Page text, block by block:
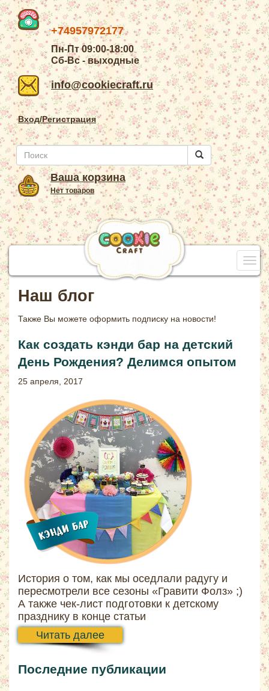
+74957972177
Пн-Пт 09:00-18:00
Сб-Вс - выходные
info@cookiecraft.ru
Вход/Регистрация
Ваша корзина
Нет товаров
Наш блог
Также Вы можете оформить подписку на новости!
Как создать кэнди бар на детский
День Рождения? Делимся опытом
25 апреля, 2017
История о том, как мы оседлали радугу и
пересмотрели все сезоны «Гравити Фолз» ;)
А также чек-лист подготовки к детскому
празднику в конце статьи
Читать далее
Последние публикации